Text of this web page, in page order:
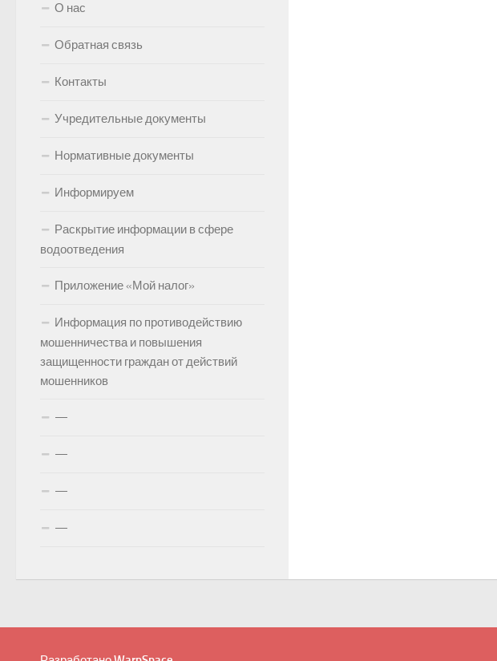
О нас
Обратная связь
Контакты
Учредительные документы
Нормативные документы
Информируем
Раскрытие информации в сфере
водоотведения
Приложение «Мой налог»
Информация по противодействию
мошенничества и повышения
защищенности граждан от действий
мошенников
—
—
—
—